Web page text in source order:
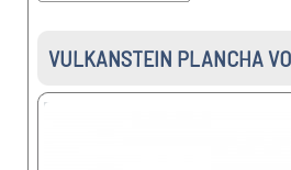
VULKANSTEIN PLANCHA